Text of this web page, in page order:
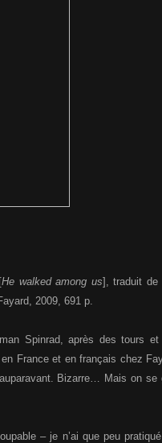
He walked among us], traduit de
2009, 691 p.
Spinrad, après des tours
France et en français chez
Bizarre… Mais on se
– je n’ai que peu